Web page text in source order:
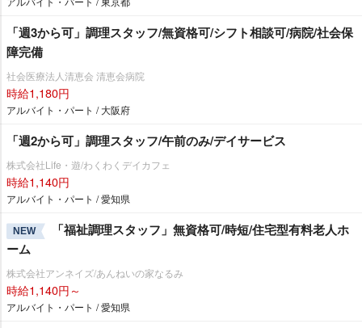
「週3から可」調理スタッフ/無資格可/シフト相談可/病院/社会保
障完備
社会医療法人清恵会 清恵会病院
時給1,180円
アルバイト・パート / 大阪府
「週2から可」調理スタッフ/午前のみ/デイサービス
株式会社Life・遊/わくわくデイカフェ
時給1,140円
アルバイト・パート / 愛知県
NEW
「福祉調理スタッフ」無資格可/時短/住宅型有料老人ホ
ーム
株式会社アンネイズ/あんねいの家なるみ
時給1,140円～
アルバイト・パート / 愛知県